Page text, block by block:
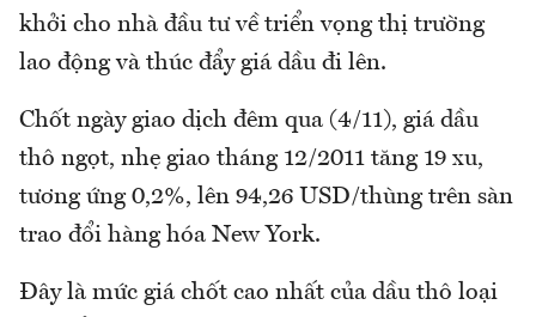
khởi cho nhà đầu tư về triển vọng thị trường
lao động và thúc đẩy giá dầu đi lên.
Chốt ngày giao dịch đêm qua (4/11), giá dầu
thô ngọt, nhẹ giao tháng 12/2011 tăng 19 xu,
tương ứng 0,2%, lên 94,26 USD/thùng trên sàn
trao đổi hàng hóa New York.
Đây là mức giá chốt cao nhất của dầu thô loại